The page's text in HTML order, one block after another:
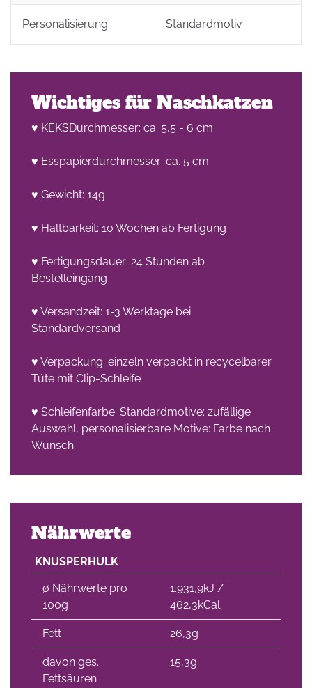
Personalisierung: Standardmotiv
Wichtiges für Naschkatzen
♥ KEKSDurchmesser: ca. 5,5 - 6 cm
♥ Esspapierdurchmesser: ca. 5 cm
♥ Gewicht: 14g
♥ Haltbarkeit: 10 Wochen ab Fertigung
♥ Fertigungsdauer: 24 Stunden ab
Bestelleingang
♥ Versandzeit: 1-3 Werktage bei
Standardversand
♥ Verpackung: einzeln verpackt in recycelbarer
Tüte mit Clip-Schleife
♥ Schleifenfarbe: Standardmotive: zufällige
Auswahl, personalisierbare Motive: Farbe nach
Wunsch
Nährwerte
KNUSPERHULK
∅ Nährwerte pro
100g
1.931,9kJ /
462,3kCal
Fett 26,3g
davon ges.
Fettsäuren
15,3g